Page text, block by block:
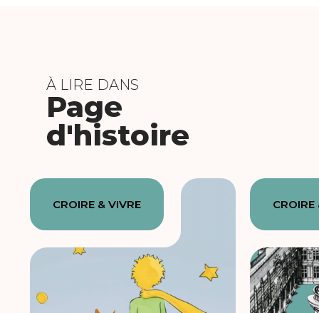
À LIRE DANS
Page
d'histoire
CROIRE & VIVRE CROIRE